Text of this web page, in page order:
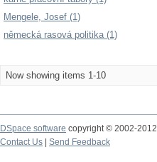
Mengele, Josef (1)
německá rasová politika (1)
Now showing items 1-10
DSpace software copyright © 2002-2012
Contact Us
Send Feedback